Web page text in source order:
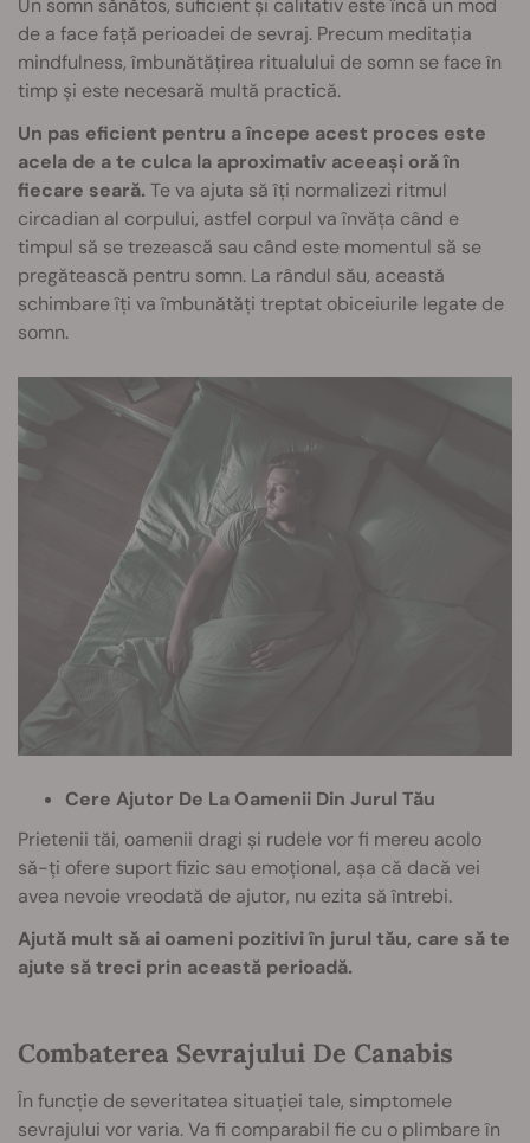
Un somn sănătos, suficient și calitativ este încă un mod
de a face față perioadei de sevraj. Precum meditația
mindfulness, îmbunătățirea ritualului de somn se face în
timp și este necesară multă practică.
Un pas eficient pentru a începe acest proces este
acela de a te culca la aproximativ aceeași oră în
fiecare seară. Te va ajuta să îți normalizezi ritmul
circadian al corpului, astfel corpul va învăța când e
timpul să se trezească sau când este momentul să se
pregătească pentru somn. La rândul său, această
schimbare îți va îmbunătăți treptat obiceiurile legate de
somn.
Cere Ajutor De La Oamenii Din Jurul Tău
Prietenii tăi, oamenii dragi și rudele vor fi mereu acolo
să-ți ofere suport fizic sau emoțional, așa că dacă vei
avea nevoie vreodată de ajutor, nu ezita să întrebi.
Ajută mult să ai oameni pozitivi în jurul tău, care să te
ajute să treci prin această perioadă.
Combaterea Sevrajului De Canabis
În funcție de severitatea situației tale, simptomele
sevrajului vor varia. Va fi comparabil fie cu o plimbare în